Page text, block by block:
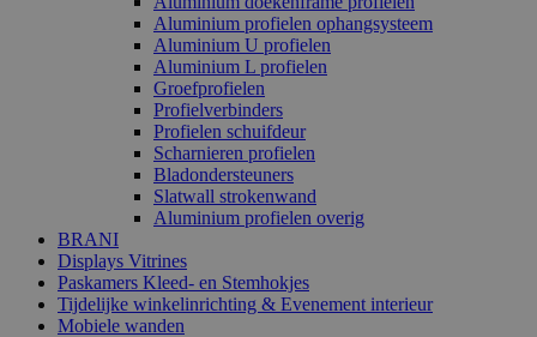
Aluminium profielen ophangsysteem
Aluminium U profielen
Aluminium L profielen
Groefprofielen
Profielverbinders
Profielen schuifdeur
Scharnieren profielen
Bladondersteuners
Slatwall strokenwand
Aluminium profielen overig
BRANI
Displays Vitrines
Paskamers Kleed- en Stemhokjes
Tijdelijke winkelinrichting & Evenement interieur
Mobiele wanden